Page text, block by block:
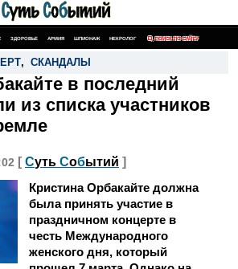
ЗДОРОВЬЕ АРМИЯ ШПИОНАЖ НЕКРОЛОГ ПОИСК ПО САЙТУ
, СКАНДАЛЫ
в последний
из списка участников
[ Суть Событий ]
Кристина Орбакайте должна
была принять участие в
праздничном концерте в
честь Международного
женского дня, который